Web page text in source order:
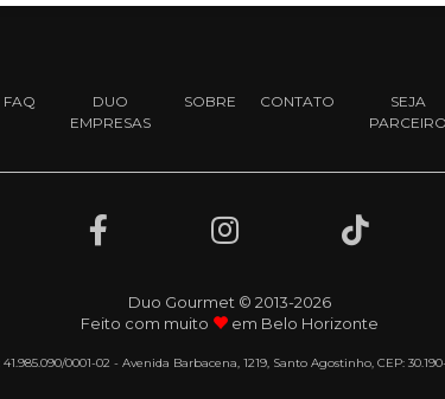
FAQ DUO
EMPRESAS
SOBRE CONTATO SEJA
PARCEIRO
Duo Gourmet © 2013-2026
Feito com muito
em Belo Horizonte
0001-02 - Avenida Barbacena, 1219, Santo Agostinho, CEP: